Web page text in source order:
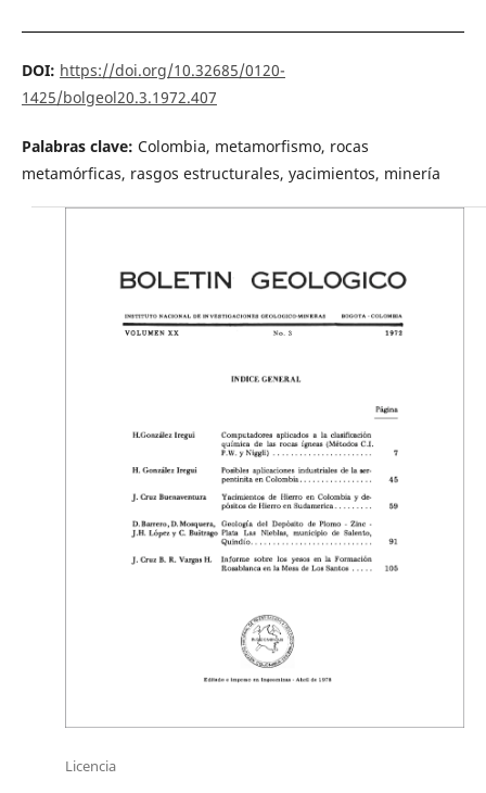
DOI: https://doi.org/10.32685/0120-
1425/bolgeol20.3.1972.407
Palabras clave: Colombia, metamorfismo, rocas
metamórficas, rasgos estructurales, yacimientos, minería
Licencia